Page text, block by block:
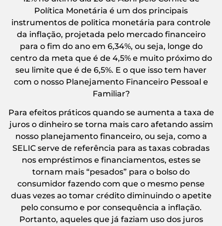
Política Monetária é um dos principais
instrumentos de politica monetária para controle
da inflação, projetada pelo mercado financeiro
para o fim do ano em 6,34%, ou seja, longe do
centro da meta que é de 4,5% e muito próximo do
seu limite que é de 6,5%. E o que isso tem haver
com o nosso Planejamento Financeiro Pessoal e
Familiar?
Para efeitos práticos quando se aumenta a taxa de
juros o dinheiro se torna mais caro afetando assim
nosso planejamento financeiro, ou seja, como a
SELIC serve de referência para as taxas cobradas
nos empréstimos e financiamentos, estes se
tornam mais “pesados” para o bolso do
consumidor fazendo com que o mesmo pense
duas vezes ao tomar crédito diminuindo o apetite
pelo consumo e por consequência a inflação.
Portanto, aqueles que já faziam uso dos juros